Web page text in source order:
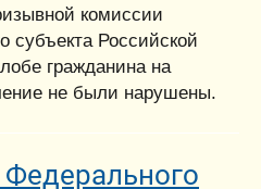
комиссии
субъекта Российской
гражданина на
не были нарушены.